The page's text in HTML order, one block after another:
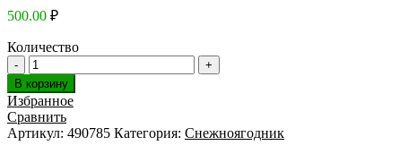
500.00 ₽
Количество
В корзину
Избранное
Сравнить
Артикул: 490785 Категория: Снежноягодник